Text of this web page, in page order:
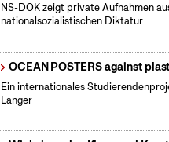
NS-DOK zeigt private Aufnahmen
nationalsozialistischen Diktatur
OCEAN POSTERS against
Ein internationales
Langer